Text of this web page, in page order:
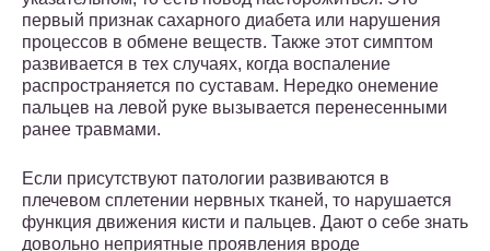
первый признак сахарного диабета или нарушения
процессов в обмене веществ. Также этот симптом
развивается в тех случаях, когда воспаление
распространяется по суставам. Нередко онемение
пальцев на левой руке вызывается перенесенными
ранее травмами.
Если присутствуют патологии развиваются в
плечевом сплетении нервных тканей, то нарушается
функция движения кисти и пальцев. Дают о себе знать
довольно неприятные проявления вроде